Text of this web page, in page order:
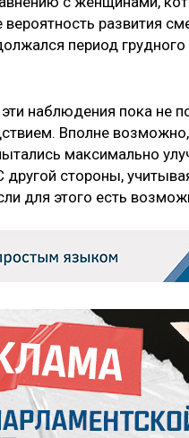
вероятность развития
период
наблюдения пока не
Вполне
максимально
стороны,
для этого есть